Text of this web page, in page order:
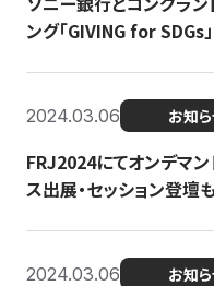
ング「GIVING for SDGs
2024.03.06 お知
FRJ2024にてオンデマ
ス出展・セッション登壇
2024.03.06 お知